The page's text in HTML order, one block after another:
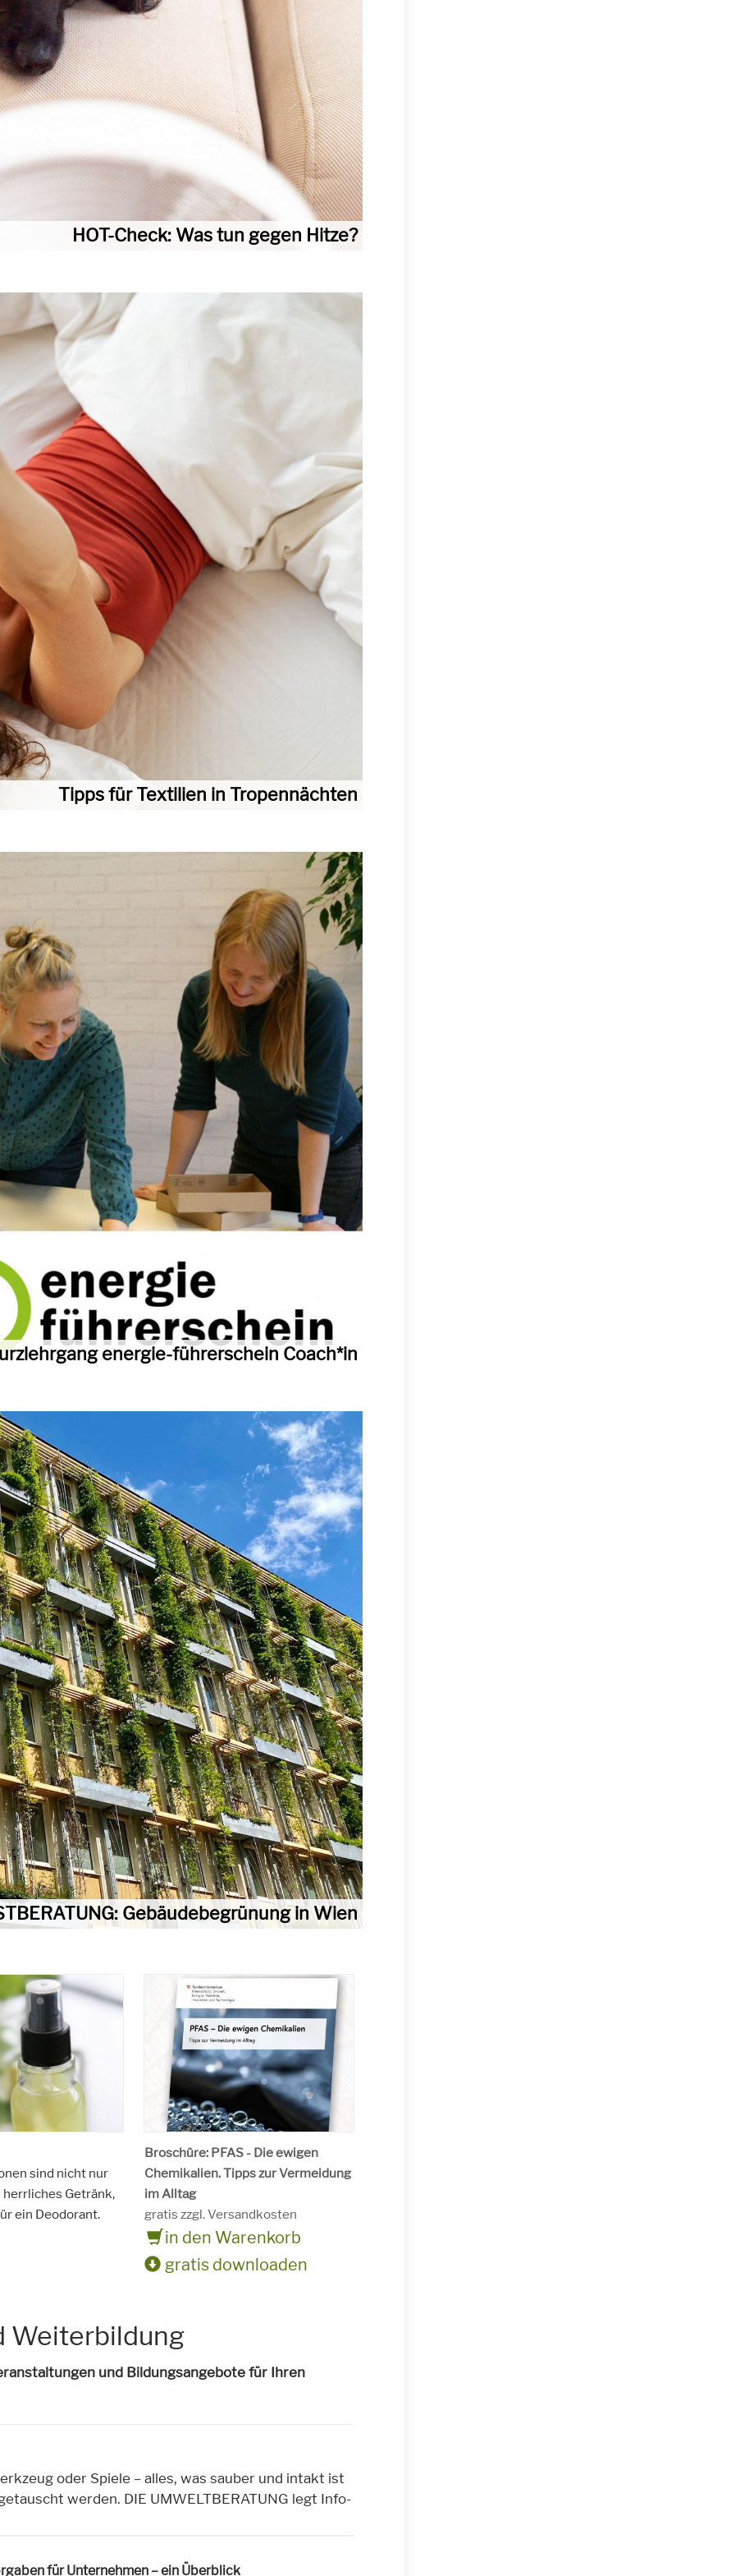
HOT-Check: Was tun gegen Hitze?
Tipps für Textilien in Tropennächten
energie-führerschein Coach*in
Gebäudebegrünung in Wien
sind nicht nur
Getränk,
ein Deodorant.
Broschüre: PFAS - Die ewigen
Chemikalien. Tipps zur Vermeidung
im Alltag
gratis zzgl. Versandkosten
in den Warenkorb
gratis downloaden
Weiterbildung
und Bildungsangebote für Ihren
oder Spiele – alles, was sauber und intakt ist
werden. DIE UMWELTBERATUNG legt Info-
für Unternehmen – ein Überblick